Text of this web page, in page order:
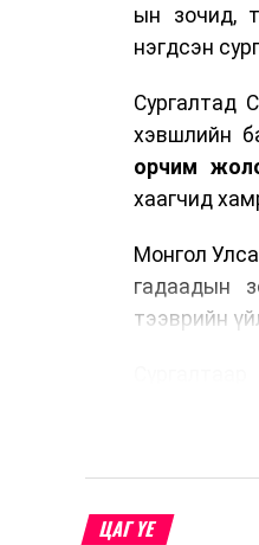
ын зочид,
нэгдсэн
Сургалтад
хэвшлийн
орчим
хаагчид
Монгол
гадаадын
тээврийн
зочид,
Түүнчлэн
ЦАГ ҮЕ